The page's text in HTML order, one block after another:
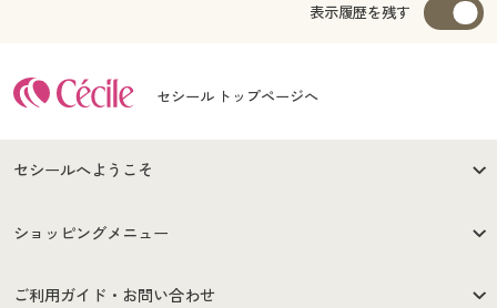
表示履歴を残す
セシール トップページへ
セシールへようこそ
はじめての方へ
セシールご利用規約
ショッピングメニュー
商品カテゴリ
ご利用ガイド・お問い合わせ